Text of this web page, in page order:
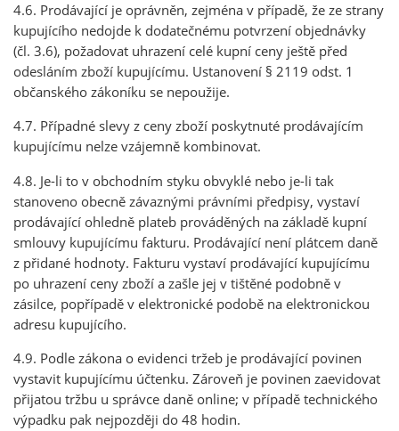
4.6. Prodávající je oprávněn, zejména v případě, že ze strany
kupujícího nedojde k dodatečnému potvrzení objednávky
(čl. 3.6), požadovat uhrazení celé kupní ceny ještě před
odesláním zboží kupujícímu. Ustanovení § 2119 odst. 1
občanského zákoníku se nepoužije.
4.7. Případné slevy z ceny zboží poskytnuté prodávajícím
kupujícímu nelze vzájemně kombinovat.
4.8. Je-li to v obchodním styku obvyklé nebo je-li tak
stanoveno obecně závaznými právními předpisy, vystaví
prodávající ohledně plateb prováděných na základě kupní
smlouvy kupujícímu fakturu. Prodávající není plátcem daně
z přidané hodnoty. Fakturu vystaví prodávající kupujícímu
po uhrazení ceny zboží a zašle jej v tištěné podobně v
zásilce, popřípadě v elektronické podobě na elektronickou
adresu kupujícího.
4.9. Podle zákona o evidenci tržeb je prodávající povinen
vystavit kupujícímu účtenku. Zároveň je povinen zaevidovat
přijatou tržbu u správce daně online; v případě technického
výpadku pak nejpozději do 48 hodin.